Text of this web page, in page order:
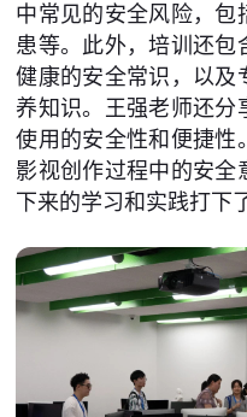
中常见的安全风险，包
患等。此外，培训还包
健康的安全常识，以及
养知识。王强老师还分
使用的安全性和便捷性
影视创作过程中的安全
下来的学习和实践打下